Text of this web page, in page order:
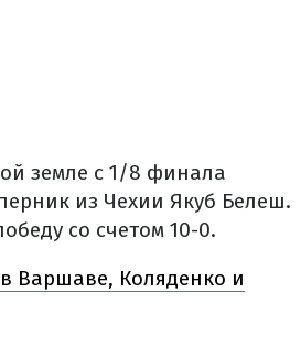
земле с 1/8 финала
из Чехии Якуб Белеш.
со счетом 10-0.
Варшаве, Коляденко и